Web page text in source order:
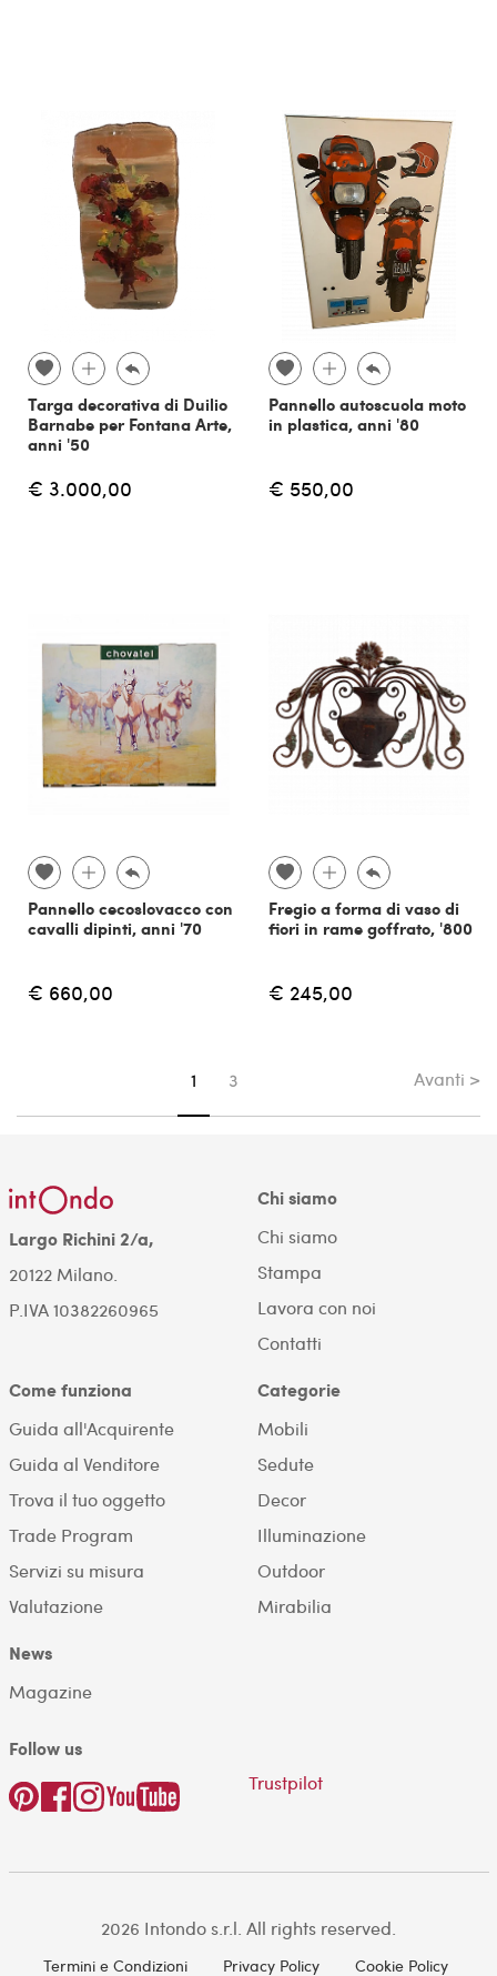
Targa decorativa di Duilio
Barnabe per Fontana Arte,
anni '50
€ 3.000,00
Pannello autoscuola moto
in plastica, anni '80
€ 550,00
Pannello cecoslovacco con
cavalli dipinti, anni '70
€ 660,00
Fregio a forma di vaso di
fiori in rame goffrato, '800
€ 245,00
Sei su pagina
1 3 Avanti >
Largo Richini 2/a,
20122 Milano.
P.IVA 10382260965
Chi siamo
Chi siamo
Stampa
Lavora con noi
Contatti
Come funziona
Guida all'Acquirente
Guida al Venditore
Trova il tuo oggetto
Trade Program
Servizi su misura
Valutazione
Categorie
Mobili
Sedute
Decor
Illuminazione
Outdoor
Mirabilia
News
Magazine
Follow us
Trustpilot
2026 Intondo s.r.l. All rights reserved.
Termini e Condizioni Privacy Policy Cookie Policy